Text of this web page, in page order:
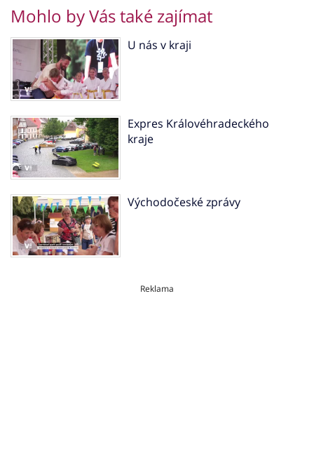
Mohlo by Vás také zajímat
U nás v kraji
Expres Královéhradeckého
kraje
Východočeské zprávy
Reklama